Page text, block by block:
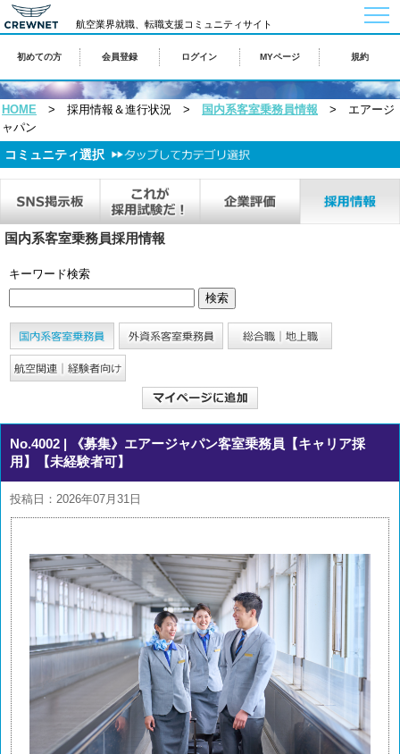
航空業界就職、転職支援コミュニティサイト
初めての方 会員登録 ログイン MYページ 規約
HOME > 採用情報＆進行状況 > 国内系客室乗務員情報 > エアージ
ャパン
コミュニティ選択
国内系客室乗務員採用情報
キーワード検索
No.4002 | 《募集》エアージャパン客室乗務員【キャリア採
用】【未経験者可】
投稿日：2026年07月31日